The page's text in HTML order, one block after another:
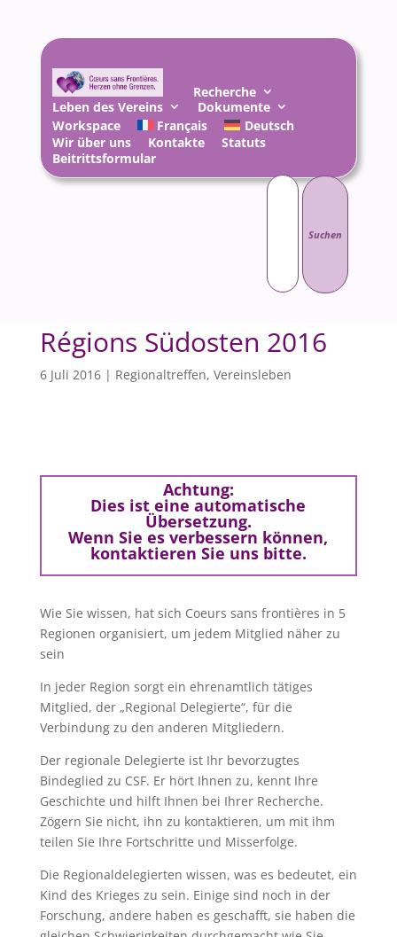
Recherche
Leben des Vereins
Dokumente
Workspace
Français
Deutsch
Wir über uns
Kontakte
Statuts
Beitrittsformular
Suchen
nach:
Régions Südosten 2016
6 Juli 2016| Regionaltreffen, Vereinsleben
Achtung:
Dies ist eine automatische
Übersetzung.
Wenn Sie es verbessern können,
kontaktieren Sie uns bitte.
Wie Sie wissen, hat sich Coeurs sans frontières in 5
Regionen organisiert, um jedem Mitglied näher zu
sein
In jeder Region sorgt ein ehrenamtlich tätiges
Mitglied, der „Regional Delegierte“, für die
Verbindung zu den anderen Mitgliedern.
Der regionale Delegierte ist Ihr bevorzugtes
Bindeglied zu CSF. Er hört Ihnen zu, kennt Ihre
Geschichte und hilft Ihnen bei Ihrer Recherche.
Zögern Sie nicht, ihn zu kontaktieren, um mit ihm
teilen Sie Ihre Fortschritte und Misserfolge.
Die Regionaldelegierten wissen, was es bedeutet, ein
Kind des Krieges zu sein. Einige sind noch in der
Forschung, andere haben es geschafft, sie haben die